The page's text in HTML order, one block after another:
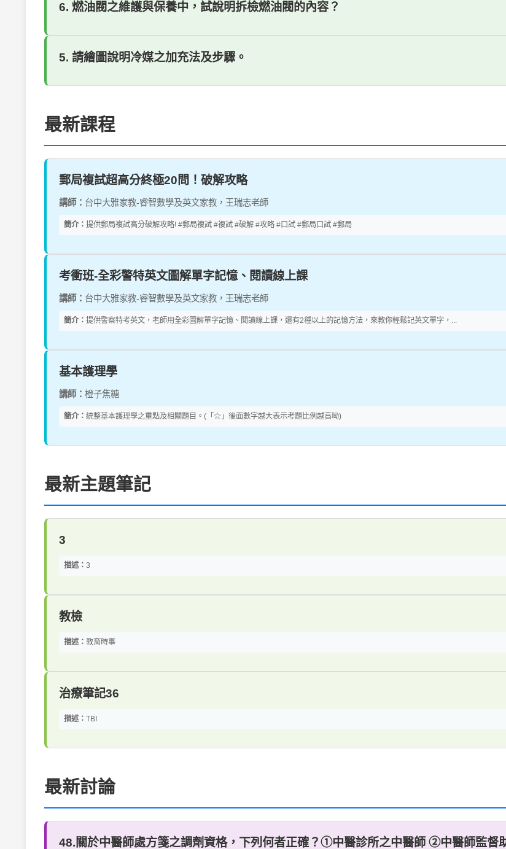
6. 燃油閥之維護與保養中，試說明拆檢燃油閥的內容？
5. 請繪圖說明冷媒之加充法及步驟。
最新課程
郵局複試超高分終極20問！破解攻略
講師： 台中大雅家教-睿智數學及英文家教，王瑞志老師
簡介： 提供郵局複試高分破解攻略! #郵局複試 #複試 #破解 #攻略 #口試 #郵局口試 #郵局
考衝班-全彩警特英文圖解單字記憶、閱讀線上課
講師： 台中大雅家教-睿智數學及英文家教，王瑞志老師
簡介： 提供警察特考英文，老師用全彩圖解單字記憶、閱讀線上課，還有2種以上的記憶方法，來教你輕鬆記英文單字，...
基本護理學
講師： 橙子焦糖
簡介： 統整基本護理學之重點及相關題目。(「☆」後面數字越大表示考題比例越高呦)
最新主題筆記
3
描述： 3
教檢
描述： 教育時事
治療筆記36
描述： TBI
最新討論
48.關於中醫師處方箋之調劑資格，下列何者正確？①中醫診所之中醫師 ②中醫師監